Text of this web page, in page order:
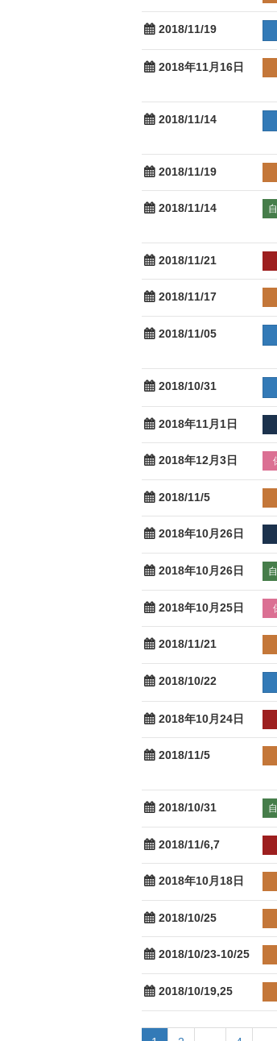
2018/11/19
2018年11月16日
2018/11/14
2018/11/19
2018/11/14
2018/11/21
2018/11/17
2018/11/05
2018/10/31
2018年11月1日
2018年12月3日
2018/11/5
2018年10月26日
2018年10月26日
2018年10月25日
2018/11/21
2018/10/22
2018年10月24日
2018/11/5
2018/10/31
2018/11/6,7
2018年10月18日
2018/10/25
2018/10/23-10/25
2018/10/19,25